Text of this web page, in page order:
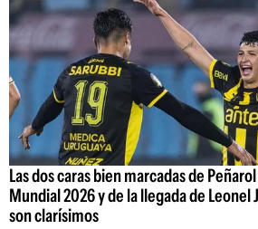
Las dos caras bien marcadas de
Mundial 2026 y de la llegada de
son clarísimos